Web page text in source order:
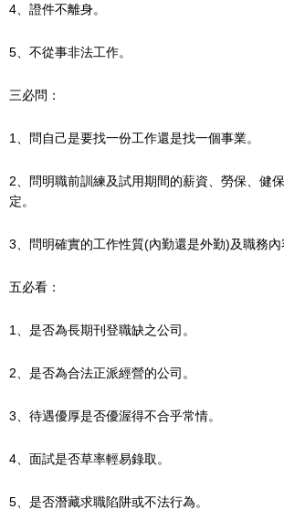
4、證件不離身。
5、不從事非法工作。
三必問：
1、問自己是要找一份工作還是找一個事業。
2、問明職前訓練及試用期間的薪資、勞保、健
定。
3、問明確實的工作性質(內勤還是外勤)及職務內
五必看：
1、是否為長期刊登職缺之公司。
2、是否為合法正派經營的公司。
3、待遇優厚是否優渥得不合乎常情。
4、面試是否草率輕易錄取。
5、是否潛藏求職陷阱或不法行為。